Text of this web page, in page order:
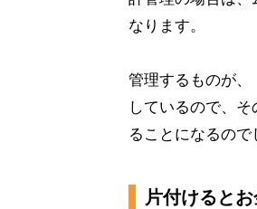
なります。
管理するものが
しているので、
ることになるので
片付けると